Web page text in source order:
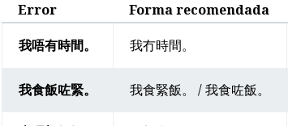
Error Forma recomendada
我唔有時間。
我冇時間。
我食飯咗緊。 我食緊飯。 / 我食咗飯。